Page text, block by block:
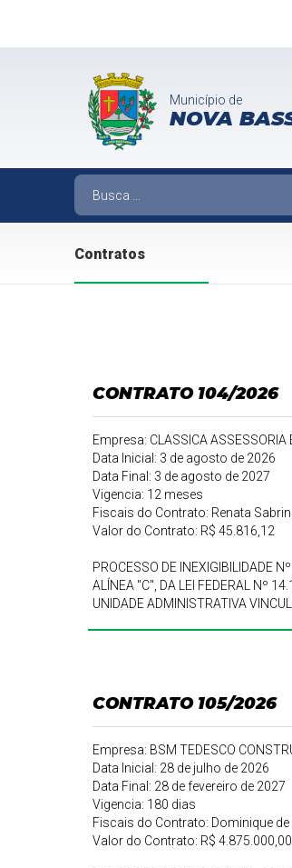
Município de
NOVA
Contratos
CONTRATO 104/2026
Empresa: CLASSICA ASSESSORIA
Data Inicial: 3 de agosto de 2026
Data Final: 3 de agosto de 2027
Vigencia: 12 meses
Fiscais do Contrato: Renata
Valor do Contrato: R$ 45.816,12
PROCESSO DE INEXIGIBILIDADE
ALÍNEA "C", DA LEI FEDERAL Nº
UNIDADE ADMINISTRATIVA
CONTRATO 105/2026
Empresa: BSM TEDESCO
Data Inicial: 28 de julho de 2026
Data Final: 28 de fevereiro de 2027
Vigencia: 180 dias
Fiscais do Contrato: Dominique
Valor do Contrato: R$ 4.875.000,00